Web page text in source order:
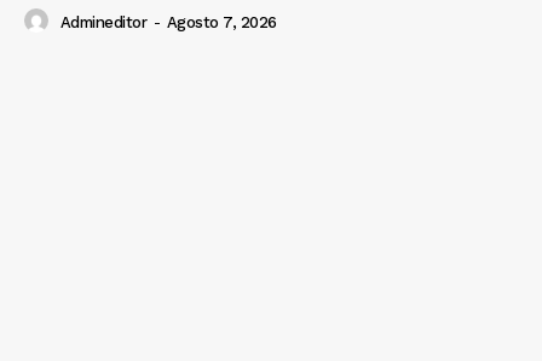
Admineditor - Agosto 7, 2026